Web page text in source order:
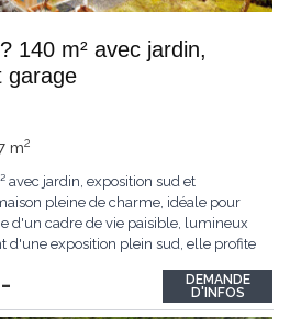
140 m² avec jardin,
garage
m2
avec jardin, exposition sud et
pleine de charme, idéale pour
d'un cadre de vie paisible, lumineux
d'une exposition plein sud, elle profite
propice à la détente et auxDEMANDE
D'INFOS